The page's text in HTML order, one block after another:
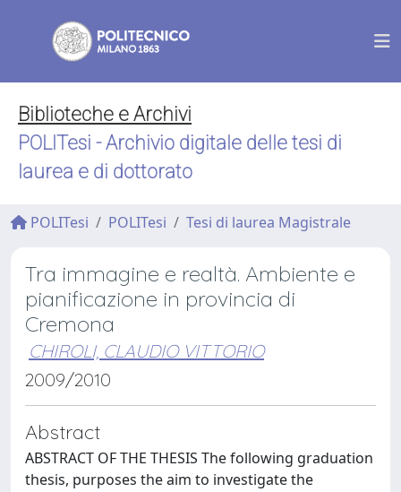
Biblioteche e Archivi
POLITesi - Archivio digitale delle tesi di
laurea e di dottorato
POLITesi POLITesi Tesi di laurea Magistrale
Tra immagine e realtà. Ambiente e
pianificazione in provincia di
Cremona
CHIROLI, CLAUDIO VITTORIO
2009/2010
Abstract
ABSTRACT OF THE THESIS The following graduation
thesis, purposes the aim to investigate the